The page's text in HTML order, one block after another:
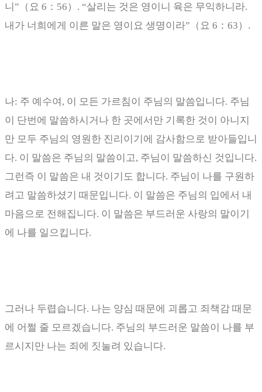
니” （ 요 6 ： 56 ） . “살리는 것은 영이니 육은 무익하니라.
내가 너희에게 이른 말은 영이요 생명이라” （ 요 6 ： 63 ） .
나: 주 예수여 , 이 모든 가르침이 주님의 말씀입니다. 주님
이 단번에 말씀하시거나 한 곳에서만 기록한 것이 아니지
만 모두 주님의 영원한 진리이기에 감사함으로 받아들입니
다. 이 말씀은 주님의 말씀이고, 주님이 말씀하신 것입니다.
그런즉 이 말씀은 내 것이기도 합니다. 주님이 나를 구원하
려고 말씀하셨기 때문입니다. 이 말씀은 주님의 입에서 내
마음으로 전해집니다. 이 말씀은 부드러운 사랑의 말이기
에 나를 일으킵니다.
그러나 두렵습니다. 나는 양심 때문에 괴롭고 죄책감 때문
에 어쩔 줄 모르겠습니다. 주님의 부드러운 말씀이 나를 부
르시지만 나는 죄에 짓눌려 있습니다.